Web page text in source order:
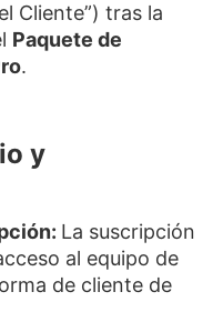
Cliente”) tras la
Paquete de
.
y
La suscripción
al equipo de
de cliente de